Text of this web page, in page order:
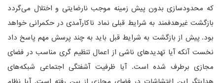
که محدودسازی بدون پیش زمینه موجب نارضایتی و اختلال می‌گردد
بازگشت غیرهدفمند به شرایط قبلی نماد ناکارآمدی در حکمرانی خواهد
بود. پیش از بازگشت به شرایط قبل باید به چند پرسش مهم پاسخ داد
نخست آنکه آیا تهدیدهای ناشی از اعمال تنظیم گری مناسب در فضای
مجازی برطرف شده است. آیا ظرفیت آشفتگی اجتماعی شبکه‌های